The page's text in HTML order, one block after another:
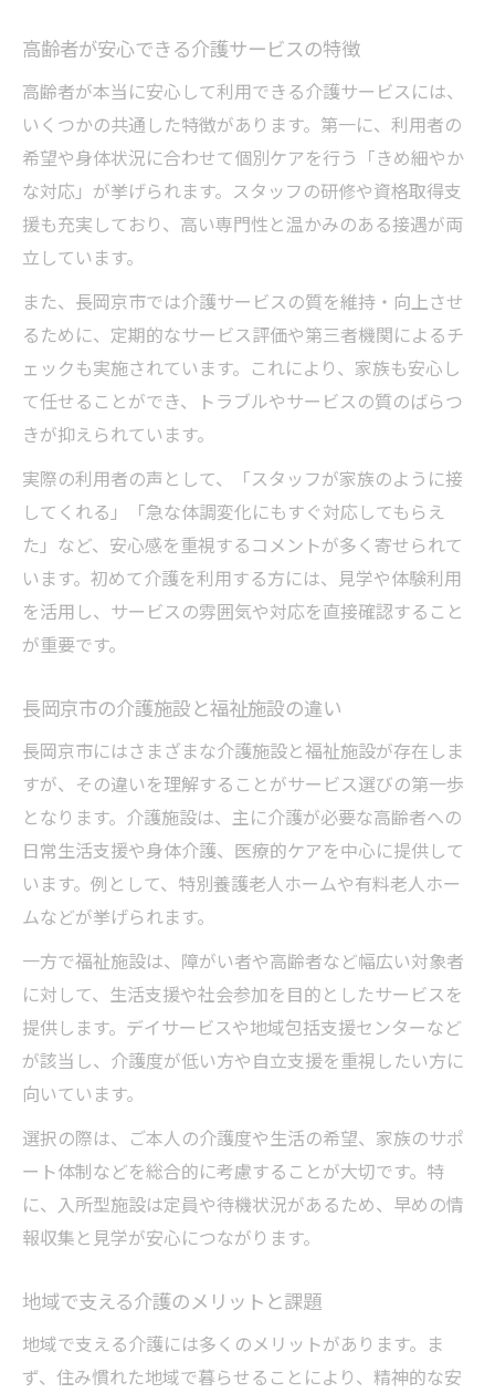
高齢者が安心できる介護施設選びのコツ
家族も納得できる介護サービス比較法
介護の質と暮らしやすさを両立させる方法
福祉施設選びで重視したいポイントとは
介護サービスの口コミや評判の活かし方
長く暮らすための介護サポート徹底ガイド
介護サービスを長期利用するための工夫
高齢者施設と地域ケアの連携が鍵となる理
由
介護サポートの継続で得られる生活の安定
高齢者が安心できる介護サービスの特徴
高齢者が本当に安心して利用できる介護サービスには、
いくつかの共通した特徴があります。第一に、利用者の
希望や身体状況に合わせて個別ケアを行う「きめ細やか
な対応」が挙げられます。スタッフの研修や資格取得支
援も充実しており、高い専門性と温かみのある接遇が両
立しています。
また、長岡京市では介護サービスの質を維持・向上させ
るために、定期的なサービス評価や第三者機関によるチ
ェックも実施されています。これにより、家族も安心し
て任せることができ、トラブルやサービスの質のばらつ
きが抑えられています。
実際の利用者の声として、「スタッフが家族のように接
してくれる」「急な体調変化にもすぐ対応してもらえ
た」など、安心感を重視するコメントが多く寄せられて
います。初めて介護を利用する方には、見学や体験利用
を活用し、サービスの雰囲気や対応を直接確認すること
が重要です。
長岡京市の介護施設と福祉施設の違い
長岡京市にはさまざまな介護施設と福祉施設が存在しま
すが、その違いを理解することがサービス選びの第一歩
となります。介護施設は、主に介護が必要な高齢者への
日常生活支援や身体介護、医療的ケアを中心に提供して
います。例として、特別養護老人ホームや有料老人ホー
ムなどが挙げられます。
一方で福祉施設は、障がい者や高齢者など幅広い対象者
に対して、生活支援や社会参加を目的としたサービスを
提供します。デイサービスや地域包括支援センターなど
が該当し、介護度が低い方や自立支援を重視したい方に
向いています。
選択の際は、ご本人の介護度や生活の希望、家族のサポ
ート体制などを総合的に考慮することが大切です。特
に、入所型施設は定員や待機状況があるため、早めの情
報収集と見学が安心につながります。
地域で支える介護のメリットと課題
地域で支える介護には多くのメリットがあります。ま
ず、住み慣れた地域で暮らせることにより、精神的な安